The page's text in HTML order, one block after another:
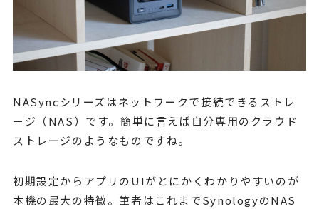
NASyncシリーズはネットワークで接続できるストレ
ージ（NAS）です。簡単に言えば自分専用のクラウド
ストレージのようなものですね。
初期設定からアプリのUIがとにかくわかりやすいのが
本機の最大の特徴。筆者はこれまでSynologyのNAS